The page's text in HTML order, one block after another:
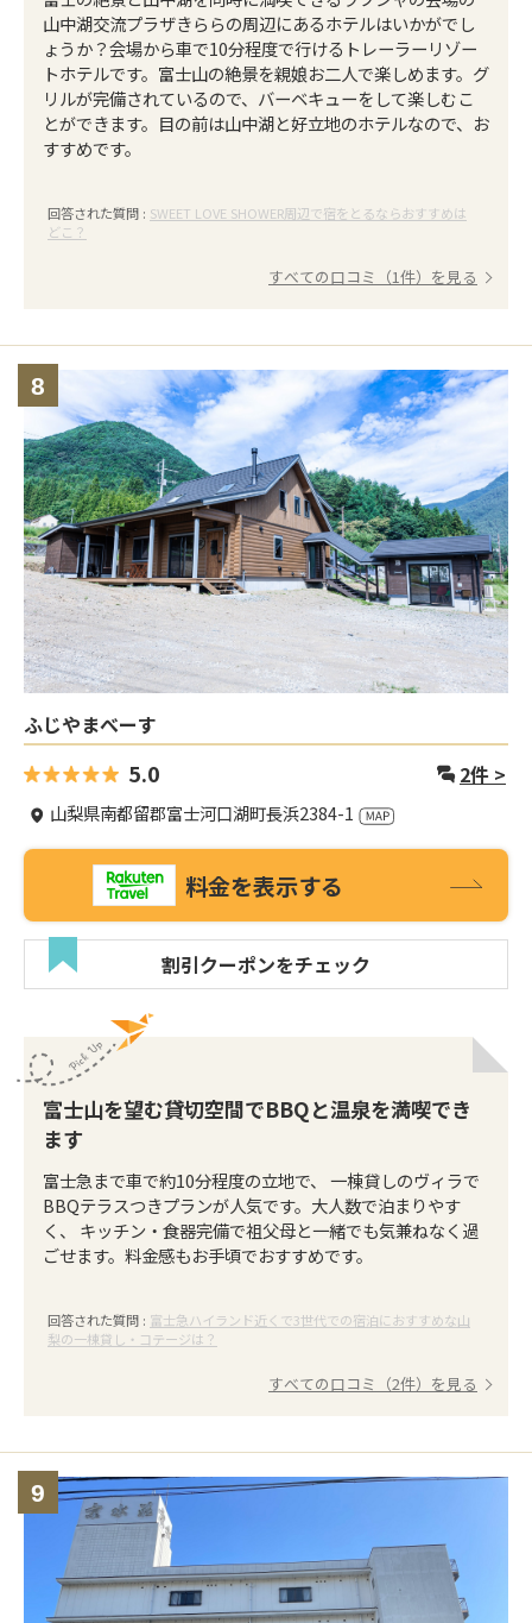
山中湖交流プラザきららの周辺にあるホテルはいかがでし
ょうか？会場から車で10分程度で行けるトレーラーリゾー
トホテルです。富士山の絶景を親娘お二人で楽しめます。グ
リルが完備されているので、バーベキューをして楽しむこ
とができます。目の前は山中湖と好立地のホテルなので、お
すすめです。
回答された質問 : SWEET LOVE SHOWER周辺で宿をとるならおすすめは
どこ？
すべての口コミ（1件）を見る
8
ふじやまべーす
5.0 2件 >
山梨県南都留郡富士河口湖町長浜2384-1
料金を表示する
割引クーポンをチェック
富士山を望む貸切空間でBBQと温泉を満喫でき
ます
富士急まで車で約10分程度の立地で、 一棟貸しのヴィラで
BBQテラスつきプランが人気です。大人数で泊まりやす
く、 キッチン・食器完備で祖父母と一緒でも気兼ねなく過
ごせます。料金感もお手頃でおすすめです。
回答された質問 : 富士急ハイランド近くで3世代での宿泊におすすめな山
梨の一棟貸し・コテージは？
すべての口コミ（2件）を見る
9